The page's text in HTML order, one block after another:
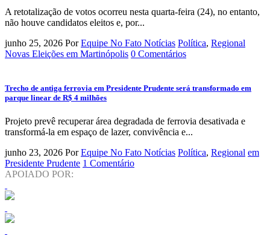
A retotalização de votos ocorreu nesta quarta-feira (24), no entanto,
não houve candidatos eleitos e, por...
junho 25, 2026 Por Equipe No Fato Notícias Política, Regional
Novas Eleições em Martinópolis 0 Comentários
Trecho de antiga ferrovia em Presidente Prudente será transformado em
parque linear de R$ 4 milhões
Projeto prevê recuperar área degradada de ferrovia desativada e
transformá-la em espaço de lazer, convivência e...
junho 23, 2026 Por Equipe No Fato Notícias Política, Regional em
Presidente Prudente 1 Comentário
APOIADO POR: